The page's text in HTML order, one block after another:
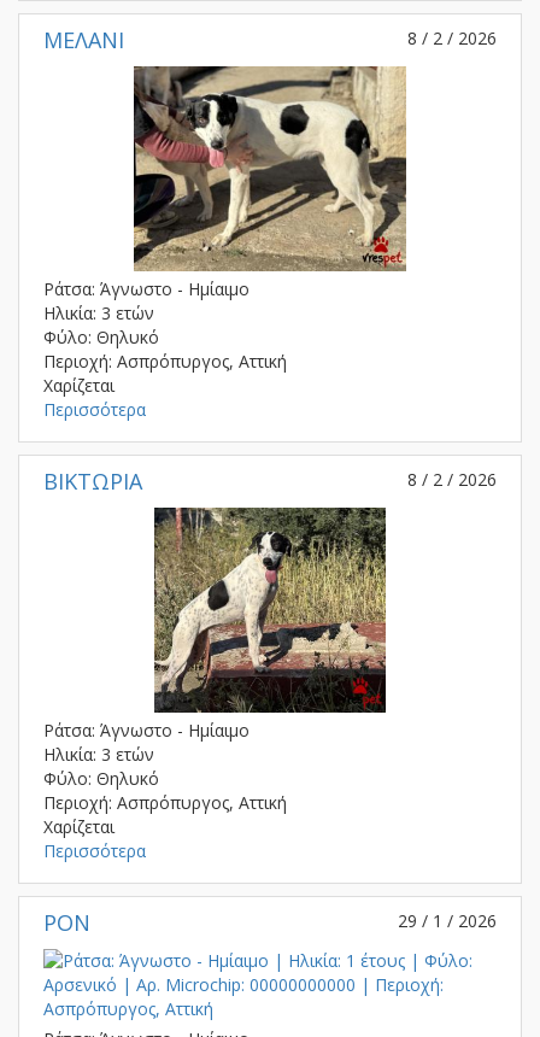
ΜΕΛΑΝΙ 8 / 2 / 2026
Ράτσα: Άγνωστο - Ημίαιμο
Ηλικία: 3 ετών
Φύλο: Θηλυκό
Περιοχή: Ασπρόπυργος, Αττική
Χαρίζεται
Περισσότερα
ΒΙΚΤΩΡΙΑ 8 / 2 / 2026
Ράτσα: Άγνωστο - Ημίαιμο
Ηλικία: 3 ετών
Φύλο: Θηλυκό
Περιοχή: Ασπρόπυργος, Αττική
Χαρίζεται
Περισσότερα
ΡΟΝ 29 / 1 / 2026